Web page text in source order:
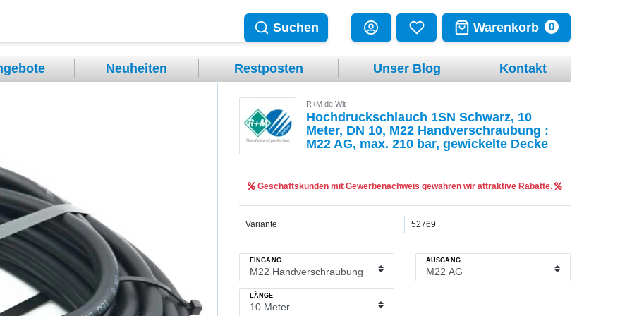
Warenkorb 0
Suchen
Neuheiten Restposten Unser Blog Kontakt
R+M de Wit
Hochdruckschlauch 1SN Schwarz, 10
Meter, DN 10, M22 Handverschraubung :
M22 AG, max. 210 bar, gewickelte Decke
Geschäftskunden mit Gewerbenachweis gewähren wir attraktive Rabatte.
Variante 52769
EINGANG AUSGANG
LÄNGE